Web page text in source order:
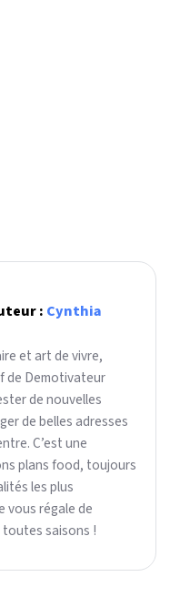
: Cynthia
et art de vivre,
de Demotivateur
de nouvelles
de belles adresses
C’est une
plans food, toujours
les plus
vous régale de
saisons !